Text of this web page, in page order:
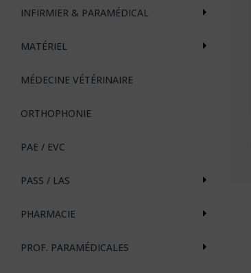
INFIRMIER & PARAMÉDICAL
MATÉRIEL
MÉDECINE VÉTÉRINAIRE
ORTHOPHONIE
PAE / EVC
PASS / LAS
PHARMACIE
PROF. PARAMÉDICALES